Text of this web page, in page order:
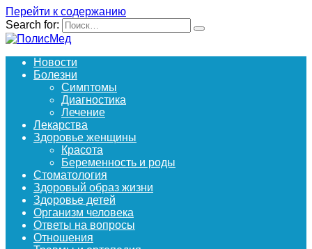
Перейти к содержанию
Search for:
Новости
Болезни
Симптомы
Диагностика
Лечение
Лекарства
Здоровье женщины
Красота
Беременность и роды
Стоматология
Здоровый образ жизни
Здоровье детей
Организм человека
Ответы на вопросы
Отношения